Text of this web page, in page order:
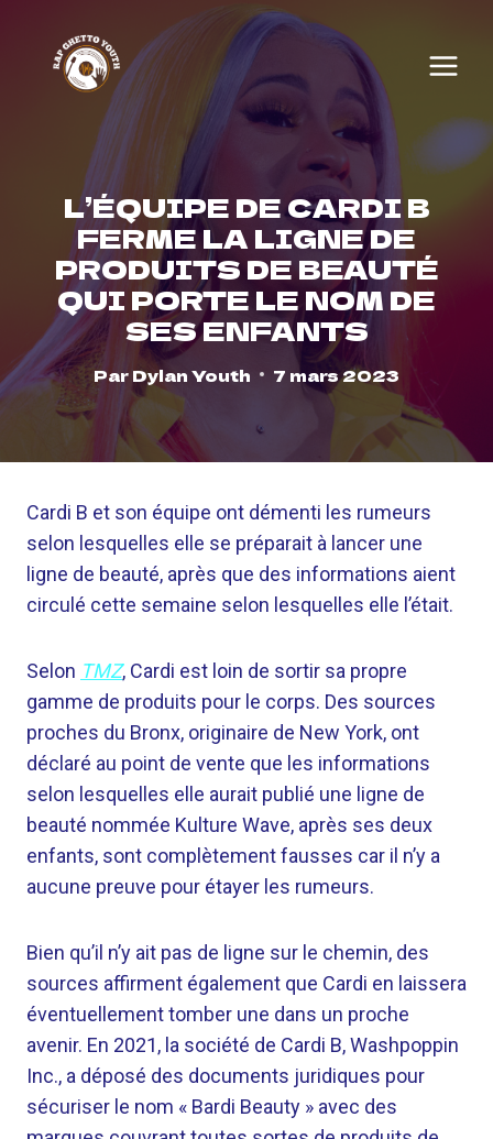
content
L’ÉQUIPE DE CARDI B
FERME LA LIGNE DE
PRODUITS DE BEAUTÉ
QUI PORTE LE NOM DE
SES ENFANTS
ParDylan Youth 7 mars 2023
Cardi B et son équipe ont démenti les rumeurs
selon lesquelles elle se préparait à lancer une
ligne de beauté, après que des informations aient
circulé cette semaine selon lesquelles elle l’était.
Selon TMZ, Cardi est loin de sortir sa propre
gamme de produits pour le corps. Des sources
proches du Bronx, originaire de New York, ont
déclaré au point de vente que les informations
selon lesquelles elle aurait publié une ligne de
beauté nommée Kulture Wave, après ses deux
enfants, sont complètement fausses car il n’y a
aucune preuve pour étayer les rumeurs.
Bien qu’il n’y ait pas de ligne sur le chemin, des
sources affirment également que Cardi en laissera
éventuellement tomber une dans un proche
avenir. En 2021, la société de Cardi B, Washpoppin
Inc., a déposé des documents juridiques pour
sécuriser le nom « Bardi Beauty » avec des